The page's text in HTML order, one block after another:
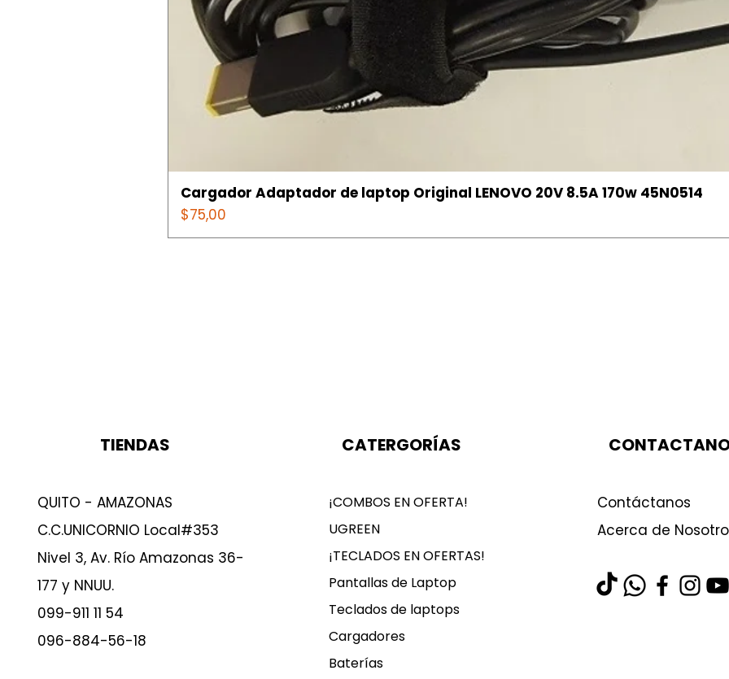
Cargador Adaptador de laptop Original LENOVO 20V 8.5A 170w 45N0514
Price
$75,00
TIENDAS
QUITO - AMAZONAS
C.C.UNICORNIO Local#353
Nivel 3, Av. Río Amazonas 36-
177 y NNUU.
099-911 11 54
096-884-56-18
CATERGORÍAS
¡COMBOS EN OFERTA!
UGREEN
¡TECLADOS EN OFERTAS!
Pantallas de Laptop
Teclados de laptops
Cargadores
Baterías
Contáctanos
Acerca de